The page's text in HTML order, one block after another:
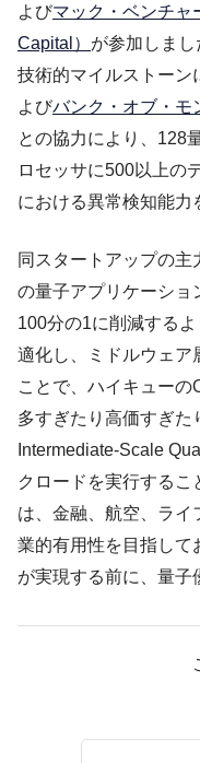
よびマック・ベンチャ
Capital） が参加しま
技術的マイルストーン
よびバンク・オブ・モ
との協力により、128
ロセッサに500以上の
における異常検知能力
同スタートアップの
の量子アプリケーショ
100分の1に削減する
適化し、ミドルウェア
ことで、ハイキュー
多すぎたり高価すぎ
Intermediate-Scale
クロードを実行する
は、金融、航空、ラ
業的有用性を目指して
が実現する前に、量子